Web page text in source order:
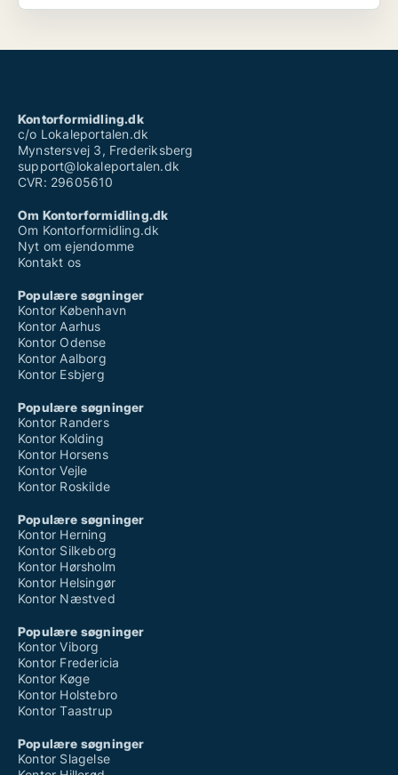
Kontorformidling.dk
c/o Lokaleportalen.dk
Mynstersvej 3, Frederiksberg
support@lokaleportalen.dk
CVR: 29605610
Om Kontorformidling.dk
Om Kontorformidling.dk
Nyt om ejendomme
Kontakt os
Populære søgninger
Kontor København
Kontor Aarhus
Kontor Odense
Kontor Aalborg
Kontor Esbjerg
Populære søgninger
Kontor Randers
Kontor Kolding
Kontor Horsens
Kontor Vejle
Kontor Roskilde
Populære søgninger
Kontor Herning
Kontor Silkeborg
Kontor Hørsholm
Kontor Helsingør
Kontor Næstved
Populære søgninger
Kontor Viborg
Kontor Fredericia
Kontor Køge
Kontor Holstebro
Kontor Taastrup
Populære søgninger
Kontor Slagelse